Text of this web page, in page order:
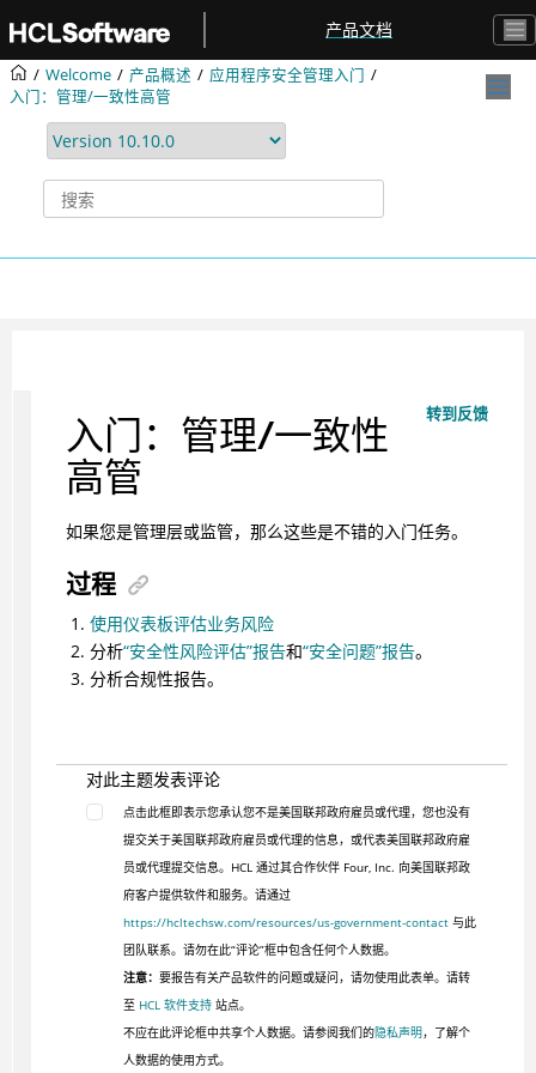
产品文档
Welcome 产品概述
应用程序安全管理入门
入门：管理/一致性高管
转到反馈
入门：管理/一致性
高管
如果您是管理层或监管，那么这些是不错的入门任务。
过程
使用仪表板评估业务风险
分析“安全性风险评估”报告和“安全问题”报告。
分析合规性报告。
对此主题发表评论
点击此框即表示您承认您不是美国联邦政府雇员或代理，您也没有
提交关于美国联邦政府雇员或代理的信息，或代表美国联邦政府雇
员或代理提交信息。HCL 通过其合作伙伴 Four, Inc. 向美国联邦政
府客户提供软件和服务。请通过
https://hcltechsw.com/resources/us-government-contact与此
团队联系。请勿在此“评论”框中包含任何个人数据。
注意： 要报告有关产品软件的问题或疑问，请勿使用此表单。请转
至 HCL 软件支持站点。
不应在此评论框中共享个人数据。请参阅我们的隐私声明，了解个
人数据的使用方式。